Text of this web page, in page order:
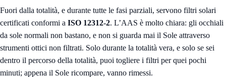
Fuori dalla totalità, e durante tutte le fasi parziali, servono filtri solari
certificati conformi a ISO 12312-2. L’AAS è molto chiara: gli occhiali
da sole normali non bastano, e non si guarda mai il Sole attraverso
strumenti ottici non filtrati. Solo durante la totalità vera, e solo se sei
dentro il percorso della totalità, puoi togliere i filtri per quei pochi
minuti; appena il Sole ricompare, vanno rimessi.